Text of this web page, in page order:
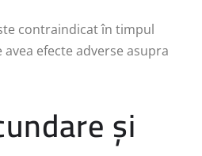
contraindicat în timpul
efecte adverse asupra
și